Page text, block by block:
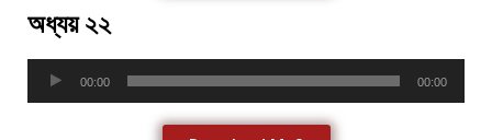
অধ্যয় ২২
00:00 00:00